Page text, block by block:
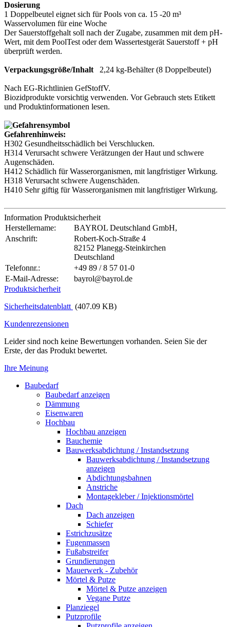
Dosierung
1 Doppelbeutel eignet sich für Pools von ca. 15 -20 m³
Wasservolumen für eine Woche
Der Sauerstoffgehalt soll nach der Zugabe, zusammen mit dem pH-
Wert, mit dem PoolTest oder dem Wassertestgerät Sauerstoff + pH
überprüft werden.
Verpackungsgröße/Inhalt2,24 kg-Behälter (8 Doppelbeutel)
Nach EG-Richtlinien GefStoffV.
Biozidprodukte vorsichtig verwenden. Vor Gebrauch stets Etikett
und Produktinformationen lesen.
Gefahrenhinweis:
H302 Gesundheitsschädlich bei Verschlucken.
H314 Verursacht schwere Verätzungen der Haut und schwere
Augenschäden.
H412 Schädlich für Wasserorganismen, mit langfristiger Wirkung.
H318 Verursacht schwere Augenschäden.
H410 Sehr giftig für Wasserorganismen mit langfristiger Wirkung.
Information Produktsicherheit
Herstellername:
BAYROL Deutschland GmbH,
Anschrift:
Robert-Koch-Straße 4
82152 Planegg-Steinkirchen
Deutschland
Telefonnr.:
+49 89 / 8 57 01-0
E-Mail-Adresse:
bayrol@bayrol.de
Produktsicherheit
Sicherheitsdatenblatt (407.09 KB)
Kundenrezensionen
Leider sind noch keine Bewertungen vorhanden. Seien Sie der
Erste, der das Produkt bewertet.
Ihre Meinung
Baubedarf
Baubedarf anzeigen
Dämmung
Eisenwaren
Hochbau
Hochbau anzeigen
Bauchemie
Bauwerksabdichtung / Instandsetzung
Bauwerksabdichtung / Instandsetzung
anzeigen
Abdichtungsbahnen
Anstriche
Montagekleber / Injektionsmörtel
Dach
Dach anzeigen
Schiefer
Estrichzusätze
Fugenmassen
Fußabstreifer
Grundierungen
Mauerwerk - Zubehör
Mörtel & Putze
Mörtel & Putze anzeigen
Vegane Putze
Planziegel
Putzprofile